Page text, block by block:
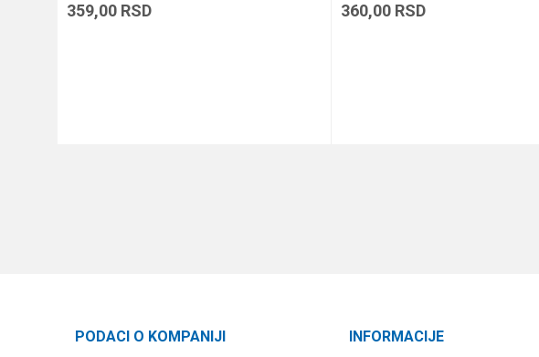
359,00 RSD 360,00 RSD
PODACI O KOMPANIJI INFORMACIJE